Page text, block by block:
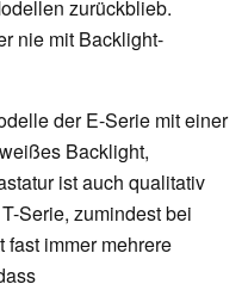
zurückblieb.
nie mit Backlight-
der E-Serie mit einer
Backlight,
ist auch qualitativ
Serie, zumindest bei
fast immer mehrere